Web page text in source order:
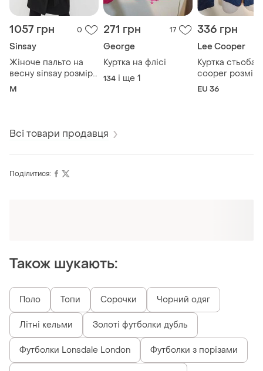
1057 грн 0
Sinsay
Жіноче пальто на
весну sinsay розмір
м(нове з
ног 53
M
271 грн 17
George
Куртка на флісі
134 і ще 1
336 грн
Lee Cooper
Куртка
cooper розмір
EU 36
Всі товари продавця
Поділитися:
Також шукають: